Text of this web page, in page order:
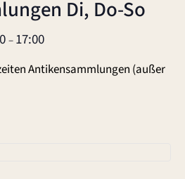
Di, Do-So
–17:00
Antikensammlungen (außer